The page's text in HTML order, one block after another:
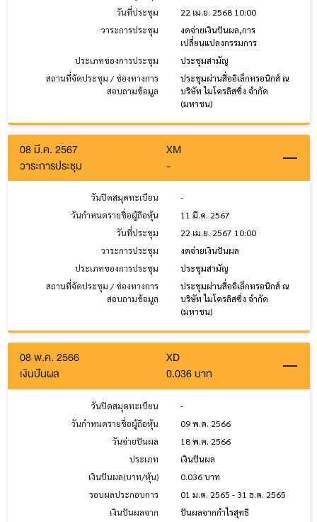
วันที่ประชุม
22 เม.ย. 2568 10:00
วาระการประชุม
งดจ่ายเงินปันผล,การ
เปลี่ยนแปลงกรรมการ
ประเภทของการประชุม
ประชุมสามัญ
สถานที่จัดประชุม / ช่องทางการ
สอบถามข้อมูล
ประชุมผ่านสื่ออิเล็กทรอนิกส์ ณ
บริษัท ไมโครลิสซิ่ง จำกัด
(มหาชน)
08 มี.ค. 2567
XM
วาระการประชุม
-
วันปิดสมุดทะเบียน
-
วันกำหนดรายชื่อผู้ถือหุ้น
11 มี.ค. 2567
วันที่ประชุม
22 เม.ย. 2567 10:00
วาระการประชุม
งดจ่ายเงินปันผล
ประเภทของการประชุม
ประชุมสามัญ
สถานที่จัดประชุม / ช่องทางการ
สอบถามข้อมูล
ประชุมผ่านสื่ออิเล็กทรอนิกส์ ณ
บริษัท ไมโครลิสซิ่ง จำกัด
(มหาชน)
08 พ.ค. 2566
XD
เงินปันผล
0.036 บาท
วันปิดสมุดทะเบียน
-
วันกำหนดรายชื่อผู้ถือหุ้น
09 พ.ค. 2566
วันจ่ายปันผล
18 พ.ค. 2566
ประเภท
เงินปันผล
เงินปันผล(บาท/หุ้น)
0.036 บาท
รอบผลประกอบการ
01 ม.ค. 2565 - 31 ธ.ค. 2565
เงินปันผลจาก
ปันผลจากกำไรสุทธิ